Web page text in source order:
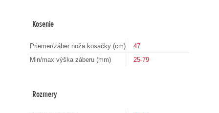
Kosenie
Priemer/záber noža kosačky (cm)
47
Min/max výška záberu (mm)
25-79
Rozmery